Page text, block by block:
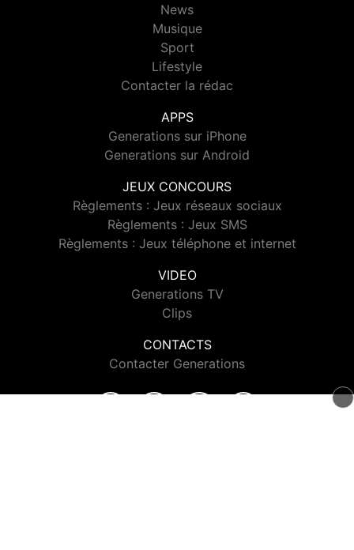
News
Musique
Sport
Lifestyle
Contacter la rédac
APPS
Generations sur iPhone
Generations sur Android
JEUX CONCOURS
Règlements : Jeux réseaux sociaux
Règlements : Jeux SMS
Règlements : Jeux téléphone et internet
VIDEO
Generations TV
Clips
CONTACTS
Contacter Generations